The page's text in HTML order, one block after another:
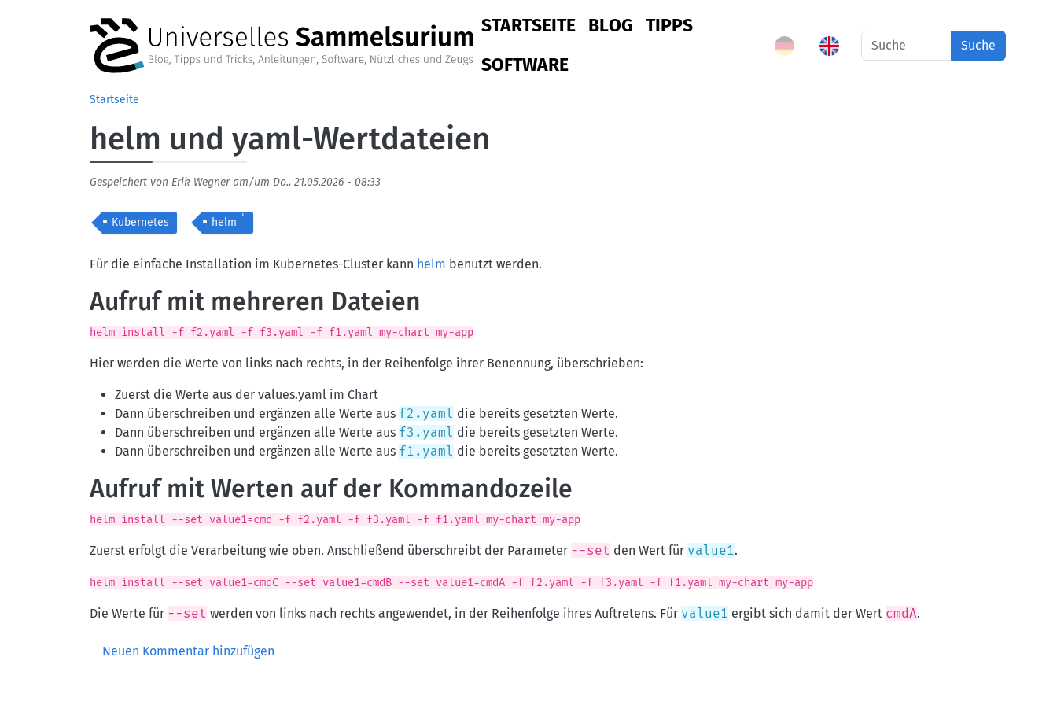
Hauptnavigation
STARTSEITE BLOG
TIPPS
SOFTWARE
Suche
Startseite
helm und yaml-Wertdateien
Gespeichert von Erik Wegneram/um Do., 21.05.2026 - 08:33
Kubernetes helm
i
Body
Für die einfache Installation im Kubernetes-Cluster kann helm benutzt werden.
Aufruf mit mehreren Dateien
helm install -f f2.yaml -f f3.yaml -f f1.yaml my-chart my-app
Hier werden die Werte von links nach rechts, in der Reihenfolge ihrer Benennung, überschrieben:
Zuerst die Werte aus der values.yaml im Chart
Dann überschreiben und ergänzen alle Werte aus f2.yaml die bereits gesetzten Werte.
Dann überschreiben und ergänzen alle Werte aus f3.yaml die bereits gesetzten Werte.
Dann überschreiben und ergänzen alle Werte aus f1.yaml die bereits gesetzten Werte.
Aufruf mit Werten auf der Kommandozeile
helm install --set value1=cmd -f f2.yaml -f f3.yaml -f f1.yaml my-chart my-app
Zuerst erfolgt die Verarbeitung wie oben. Anschließend überschreibt der Parameter --set den Wert für value1.
helm install --set value1=cmdC --set value1=cmdB --set value1=cmdA -f f2.yaml -f f3.yaml -f f1.yaml my-chart my-app
Die Werte für --set werden von links nach rechts angewendet, in der Reihenfolge ihres Auftretens. Für value1 ergibt sich damit der Wert cmdA.
Neuen Kommentar hinzufügen